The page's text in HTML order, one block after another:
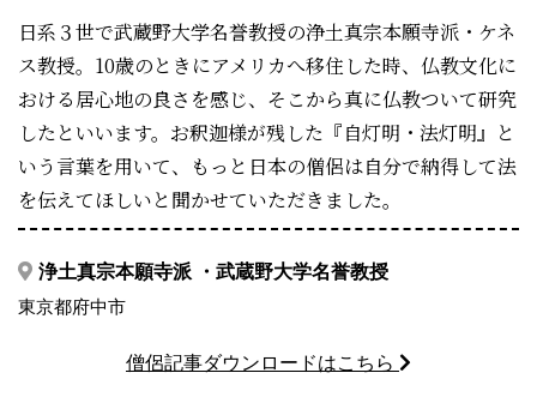
日系３世で武蔵野大学名誉教授の浄土真宗本願寺派・ケネ
ス教授。10歳のときにアメリカへ移住した時、仏教文化に
おける居心地の良さを感じ、そこから真に仏教ついて研究
したといいます。お釈迦様が残した『自灯明・法灯明』と
いう言葉を用いて、もっと日本の僧侶は自分で納得して法
を伝えてほしいと聞かせていただきました。
浄土真宗本願寺派 ・武蔵野大学名誉教授
東京都府中市
僧侶記事ダウンロードはこちら